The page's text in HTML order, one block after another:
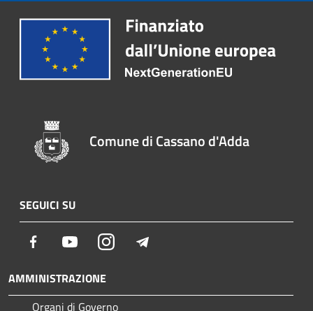
Comune di Cassano d'Adda
SEGUICI SU
Facebook YoutubeInstagram
AMMINISTRAZIONE
Organi di Governo